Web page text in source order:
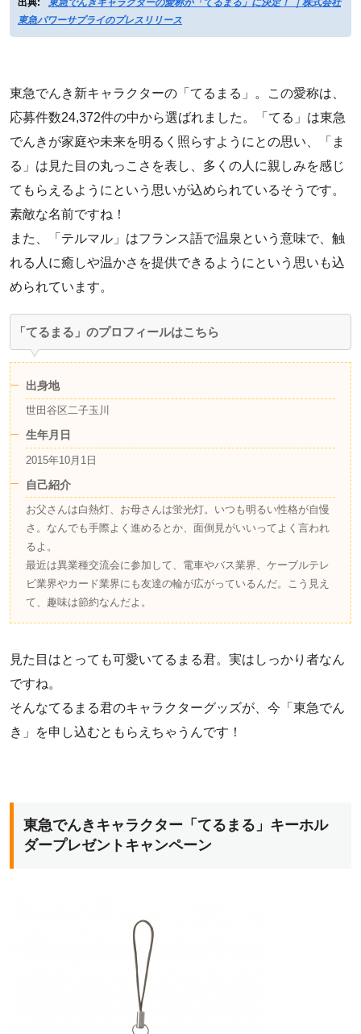
出典:
東急でんきキャラクターの愛称が「てるまる」に決定！ ｜株式会社
東急パワーサプライのプレスリリース
東急でんき新キャラクターの「てるまる」。この愛称は、
応募件数24,372件の中から選ばれました。「てる」は東急
でんきが家庭や未来を明るく照らすようにとの思い、「ま
る」は見た目の丸っこさを表し、多くの人に親しみを感じ
てもらえるようにという思いが込められているそうです。
素敵な名前ですね！
また、「テルマル」はフランス語で温泉という意味で、触
れる人に癒しや温かさを提供できるようにという思いも込
められています。
「てるまる」のプロフィールはこちら
出身地
世田谷区二子玉川
生年月日
2015年10月1日
自己紹介
お父さんは白熱灯、お母さんは蛍光灯。いつも明るい性格が自慢
さ。なんでも手際よく進めるとか、面倒見がいいってよく言われ
るよ。
最近は異業種交流会に参加して、電車やバス業界、ケーブルテレ
ビ業界やカード業界にも友達の輪が広がっているんだ。こう見え
て、趣味は節約なんだよ。
見た目はとっても可愛いてるまる君。実はしっかり者なん
ですね。
そんなてるまる君のキャラクターグッズが、今「東急でん
き」を申し込むともらえちゃうんです！
東急でんきキャラクター「てるまる」キーホル
ダープレゼントキャンペーン